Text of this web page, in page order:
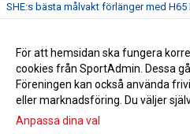
SHE:s bästa målvakt förlänger med H65
Ola Månsson klar för H65 nästa säsong
Anna Olsson förlänger med H65 Höör
För att hemsidan ska fungera
cookies från SportAdmin. Dessa
Föreningen kan också använda
eller marknadsföring. Du väljer
Anpassa dina val